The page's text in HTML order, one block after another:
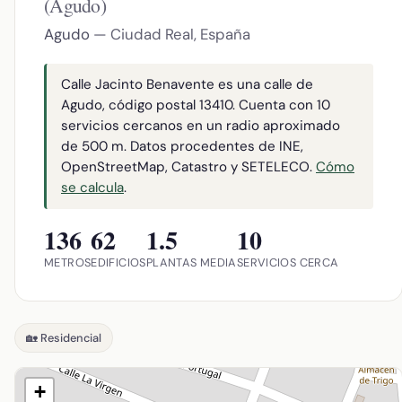
Agudo — Ciudad Real, España
Calle Jacinto Benavente es una calle de
Agudo, código postal 13410. Cuenta con 10
servicios cercanos en un radio aproximado
de 500 m. Datos procedentes de INE,
OpenStreetMap, Catastro y SETELECO. Cómo
se calcula.
136
METROS
62
EDIFICIOS
1.5
PLANTAS MEDIA
10
SERVICIOS CERCA
🏡 Residencial
+